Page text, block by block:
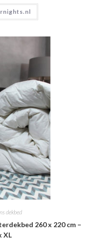
dekbed
260 x 220 cm –
XL